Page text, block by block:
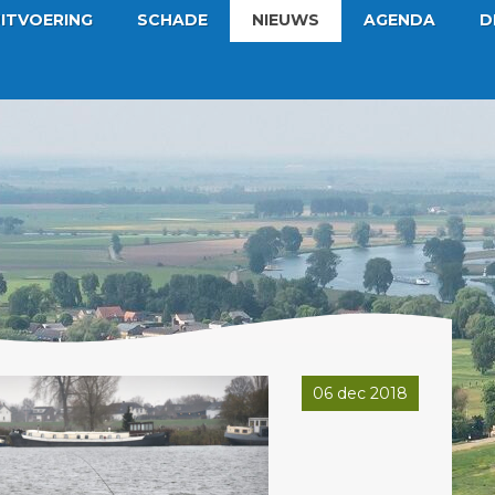
SCHADE NIEUWS AGENDA
06 dec 2018